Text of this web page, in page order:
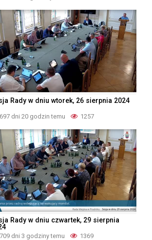
Rady w dniu wtorek, 26 sierpnia 2024
697 dni 20 godzin temu 1257
Rady w dniu czwartek, 29 sierpnia
709 dni 3 godziny temu 1369